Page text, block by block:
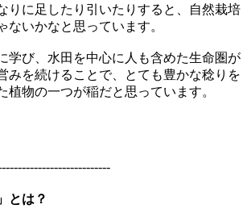
りに足したり引いたりすると、自然栽培
ないかなと思っています。
学び、水田を中心に人も含めた生命圏が
みを続けることで、とても豊かな稔りを
植物の一つが稲だと思っています。
とは？